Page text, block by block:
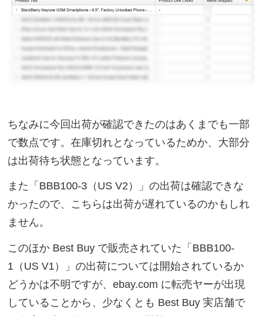
ちなみに今回出荷が確認できたのはあくまでも一部
で数点です。在庫切れとなっているためか、大部分
は出荷待ち状態となっています。
また「BBB100-3（US V2）」の出荷は確認できな
かったので、こちらは出荷が遅れているのかもしれ
ません。
このほか Best Buy で販売されていた「BBB100-
1（US V1）」の出荷については開始されているか
どうかは不明ですが、ebay.com に転売ヤーが出現
していることから、少なくとも Best Buy 実店舗で